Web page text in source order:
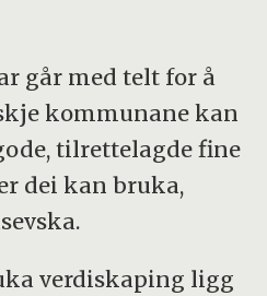
går med telt for å
kommunane kan
tilrettelagde fine
dei kan bruka,
verdiskaping ligg